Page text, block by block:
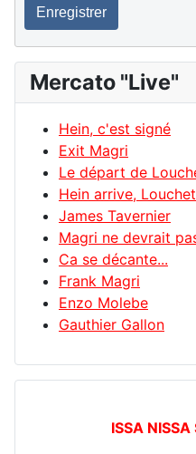
Enregistrer
Mercato "Live"
Hein, c'est signé
Exit Magri
Le départ de
Hein arrive,
James Tavernier
Magri ne devrait
Ca se décante...
Frank Magri
Enzo Molebe
Gauthier Gallon
ISSA NISSA